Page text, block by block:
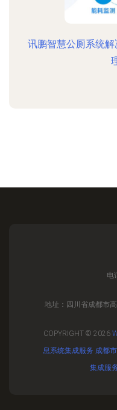
讯鹏智慧公厕系统
电
地址：四川省成都市
COPYRIGHT © 2026
息系统集成服务 成都
集成服